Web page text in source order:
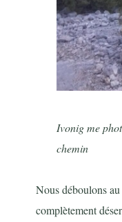
Ivonig me
chemin
Nous déboulons
complètement